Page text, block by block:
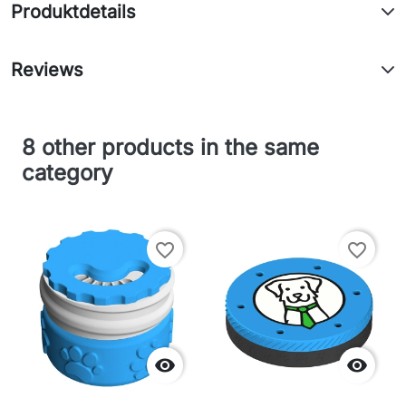
Produktdetails
Reviews
8 other products in the same
category

favorite_border

favorite_border